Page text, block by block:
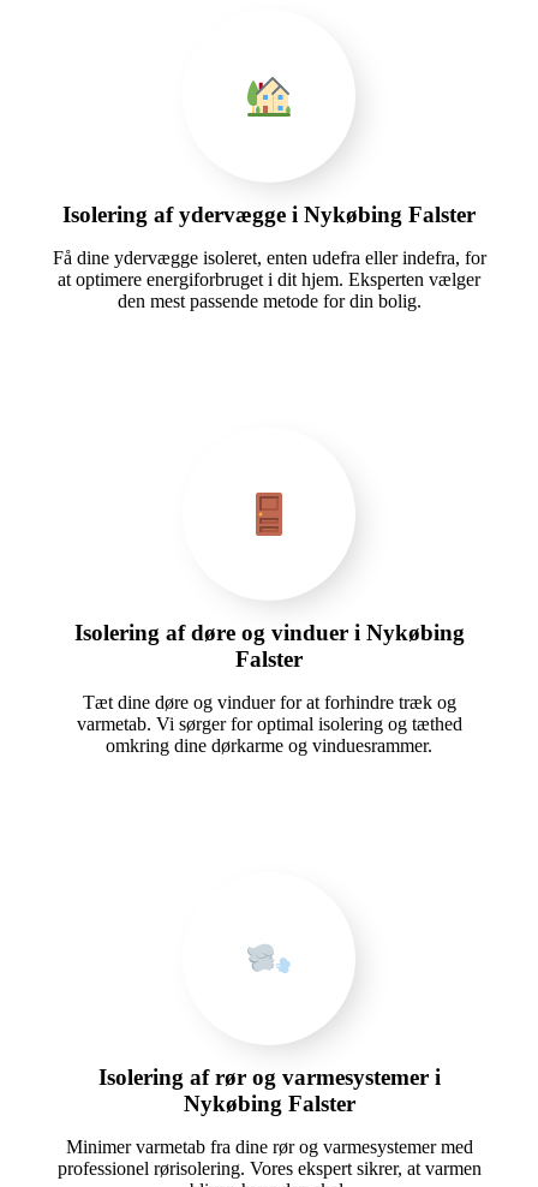
Isolering af ydervægge i Nykøbing Falster
Få dine ydervægge isoleret, enten udefra eller indefra, for
at optimere energiforbruget i dit hjem. Eksperten vælger
den mest passende metode for din bolig.
Isolering af døre og vinduer i Nykøbing
Falster
Tæt dine døre og vinduer for at forhindre træk og
varmetab. Vi sørger for optimal isolering og tæthed
omkring dine dørkarme og vinduesrammer.
Isolering af rør og varmesystemer i
Nykøbing Falster
Minimer varmetab fra dine rør og varmesystemer med
professionel rørisolering. Vores ekspert sikrer, at varmen